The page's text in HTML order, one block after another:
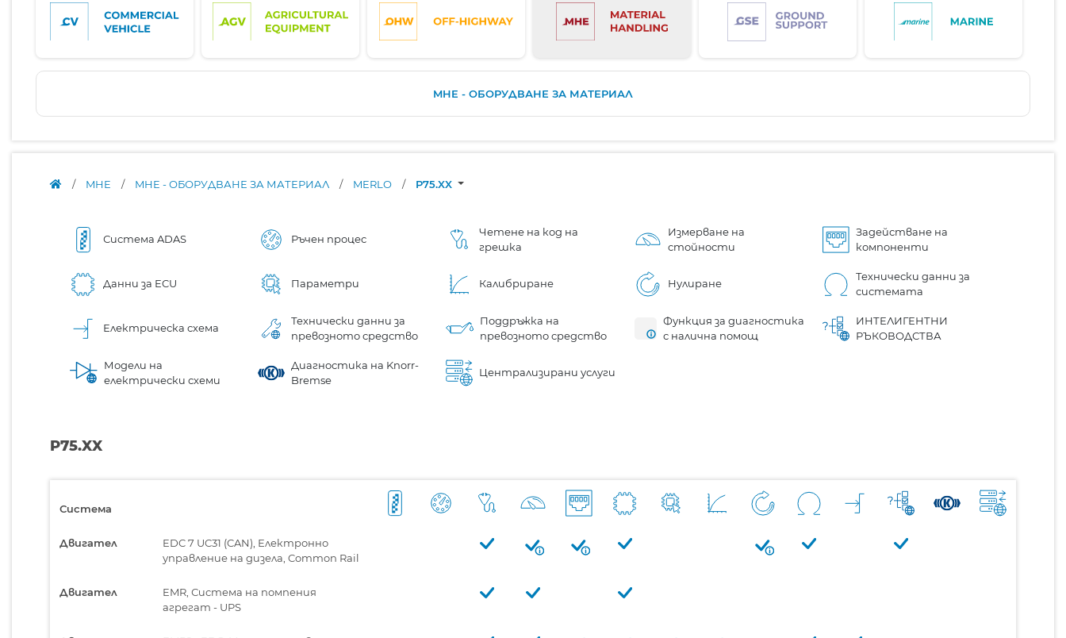
MHE - ОБОРУДВАНЕ ЗА МАТЕРИАЛ
/ MHE / MHE - ОБОРУДВАНЕ ЗА МАТЕРИАЛ / MERLO / P75.XX
Система ADAS Ръчен процес
Четене на код на
грешка
Измерване на
стойности
Задействане на
компоненти
Данни за ECU Параметри Калибриране Нулиране
Технически данни за
системата
Електрическа схема
Технически данни за
превозното средство
Поддръжка на
превозното средство
Функция за диагностика
с налична помощ
ИНТЕЛИГЕНТНИ
РЪКОВОДСТВА
Модели на
електрически схеми
Диагностика на Knorr-
Bremse
Централизирани услуги
P75.XX
Система
Двигател
EDC 7 UC31 (CAN), Електронно
управление на дизела, Common Rail
Двигател
EMR, Система на помпения
агрегат - UPS